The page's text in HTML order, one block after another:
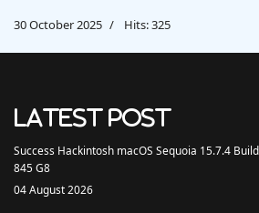
30 October 2025 Hits: 325
Latest Post
Success Hackintosh macOS Sequoia 15.7.4
845 G8
04 August 2026